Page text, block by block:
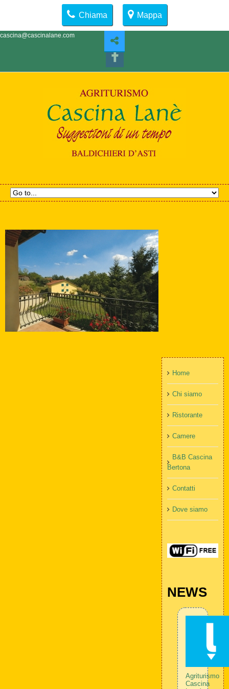
Chiama Mappa
Home
Chi siamo
Ristorante
Camere
B&B Cascina
Bertona
Contatti
Dove siamo
NEWS
Agriturismo
Cascina